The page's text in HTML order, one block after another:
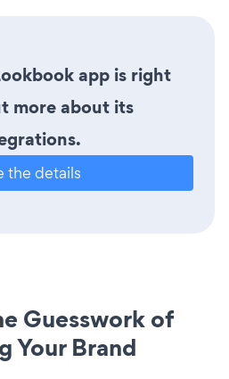
app is right
more about its
the details
Guesswork of
Your Brand